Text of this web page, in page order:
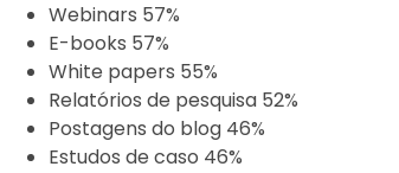
Webinars 57%
E-books 57%
White papers 55%
Relatórios de pesquisa 52%
Postagens do blog 46%
Estudos de caso 46%